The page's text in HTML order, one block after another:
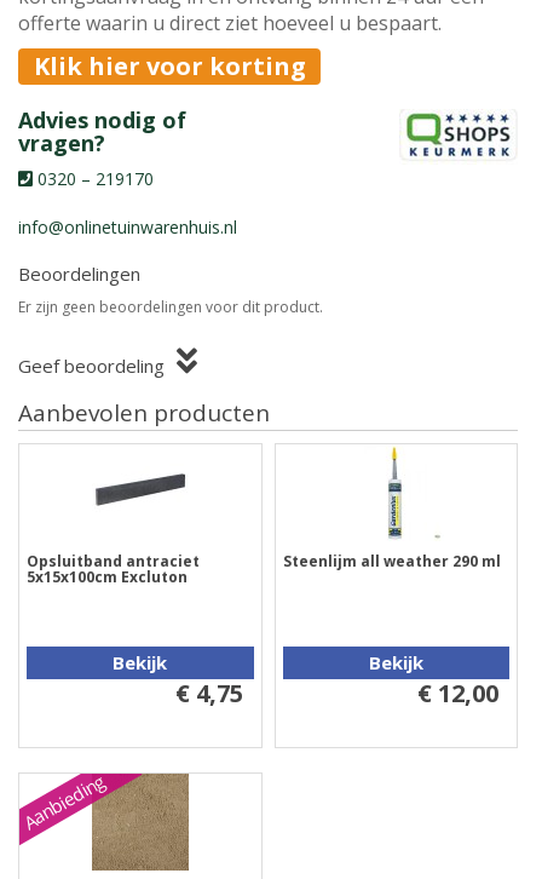
offerte waarin u direct ziet hoeveel u bespaart.
Klik hier voor korting
Advies nodig of
vragen?
0320 – 219170
info@onlinetuinwarenhuis.nl
Beoordelingen
Er zijn geen beoordelingen voor dit product.
Geef beoordeling
Aanbevolen producten
Opsluitband antraciet
5x15x100cm Excluton
Bekijk
€ 4,75
Steenlijm all weather 290 ml
Bekijk
€ 12,00
Aanbieding